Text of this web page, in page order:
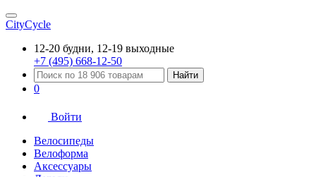
CityCycle
12-20 будни, 12-19 выходные
+7 (495) 668-12-50
Найти
0
Войти
Велосипеды
Велоформа
Аксессуары